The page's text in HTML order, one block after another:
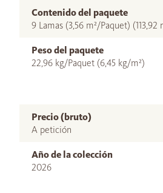
Contenido del paquete
9 Lamas (3,56 m²/Paquet) (113,92
Peso del paquete
22,96 kg/Paquet (6,45 kg/m²)
Precio (bruto)
A petición
Año de la colección
2026